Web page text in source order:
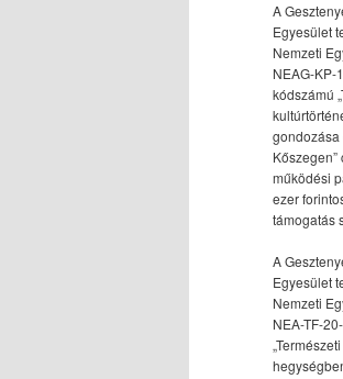
A
Egyesület
Nemzeti
NEAG-KP-
kódszámú
gondozása
működési
ezer
támogatás
A
Egyesület
Nemzeti
NEA-TF-